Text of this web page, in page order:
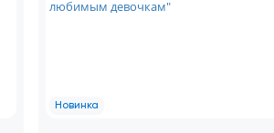
Новинка